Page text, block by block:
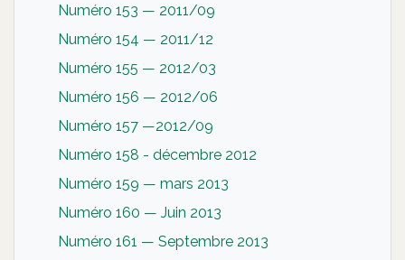
Numéro 153 — 2011/09
Numéro 154 — 2011/12
Numéro 155 — 2012/03
Numéro 156 — 2012/06
Numéro 157 —2012/09
Numéro 158 - décembre 2012
Numéro 159 — mars 2013
Numéro 160 — Juin 2013
Numéro 161 — Septembre 2013